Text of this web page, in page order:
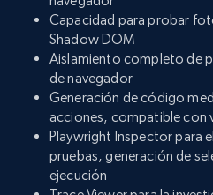
Capacidad para probar
Shadow DOM
Aislamiento completo de
de navegador
Generación de código
acciones, compatible con
Playwright Inspector para
pruebas, generación de
ejecución